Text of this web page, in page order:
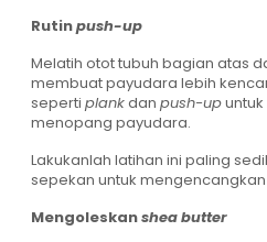
Rutinpush-up
Melatih otot tubuh bagian atas
membuat payudara lebih
seperti plankdan push-up
menopang payudara.
Lakukanlah latihan ini paling
sepekan untuk
Mengoleskanshea butter